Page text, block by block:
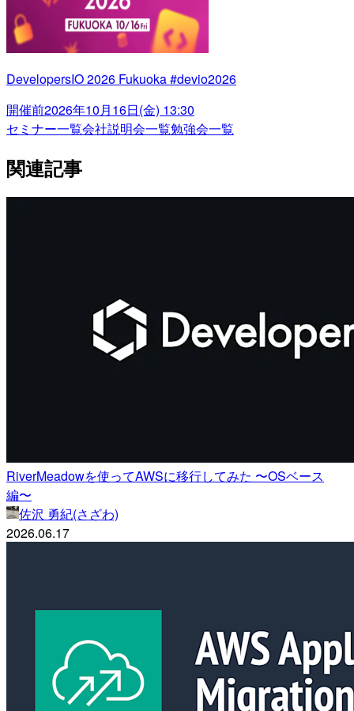
DevelopersIO 2026 Fukuoka #devio2026
開催前2026年10月16日(金) 13:30
セミナー一覧会社説明会一覧勉強会一覧
関連記事
RiverMeadowを使ってAWSに移行してみた 〜OSベース
編〜
佐沢 勇紀(さざわ)
2026.06.17